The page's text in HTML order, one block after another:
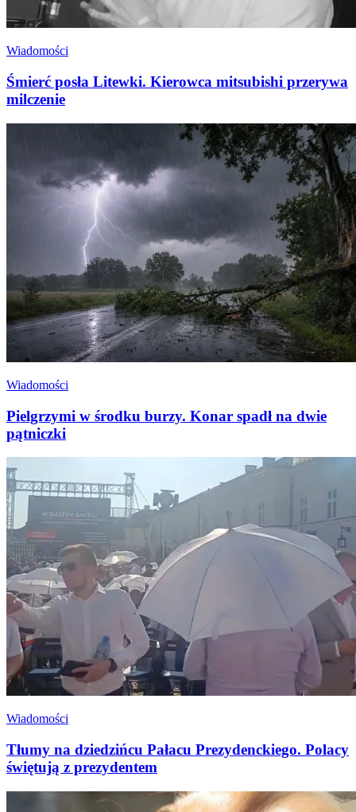
Wiadomości
Śmierć posła Litewki. Kierowca mitsubishi przerywa
milczenie
Wiadomości
Pielgrzymi w środku burzy. Konar spadł na dwie
pątniczki
Wiadomości
Tłumy na dziedzińcu Pałacu Prezydenckiego. Polacy
świętują z prezydentem